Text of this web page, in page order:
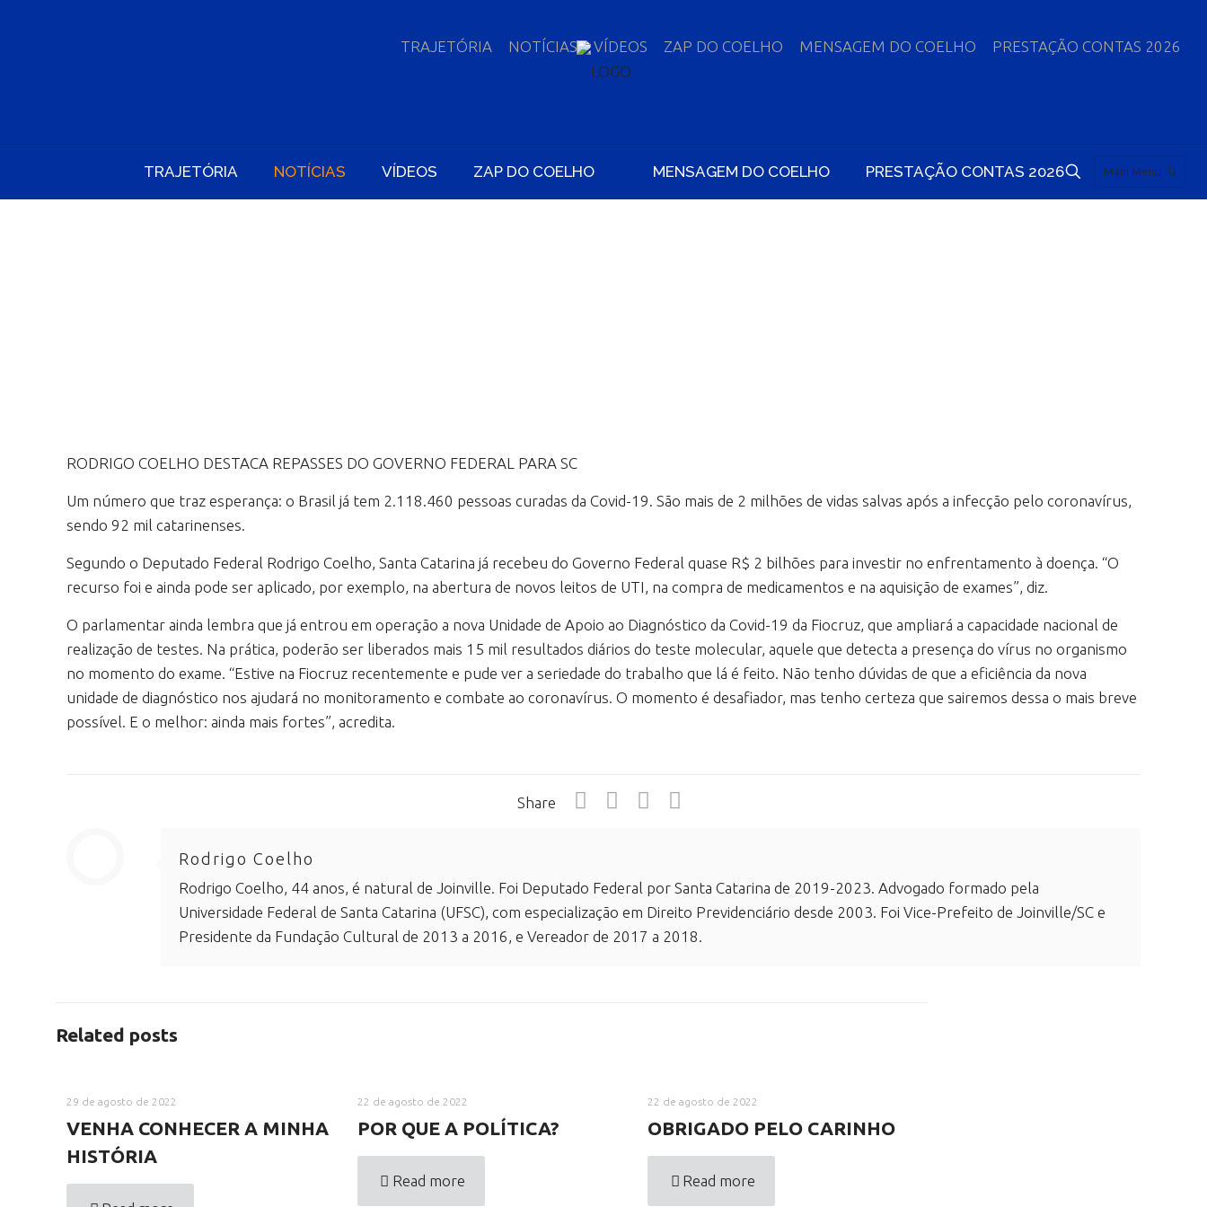
TRAJETÓRIA NOTÍCIAS VÍDEOS ZAP DO COELHO MENSAGEM DO COELHO PRESTAÇÃO CONTAS 2026
TRAJETÓRIA NOTÍCIAS VÍDEOS ZAP DO COELHO MENSAGEM DO COELHO PRESTAÇÃO CONTAS 2026
Main Menu
RODRIGO COELHO DESTACA REPASSES DO GOVERNO FEDERAL PARA SC
Um número que traz esperança: o Brasil já tem 2.118.460 pessoas curadas da Covid-19. São mais de 2 milhões de vidas salvas após a infecção pelo coronavírus,
sendo 92 mil catarinenses.
Segundo o Deputado Federal Rodrigo Coelho, Santa Catarina já recebeu do Governo Federal quase R$ 2 bilhões para investir no enfrentamento à doença. “O
recurso foi e ainda pode ser aplicado, por exemplo, na abertura de novos leitos de UTI, na compra de medicamentos e na aquisição de exames”, diz.
O parlamentar ainda lembra que já entrou em operação a nova Unidade de Apoio ao Diagnóstico da Covid-19 da Fiocruz, que ampliará a capacidade nacional de
realização de testes. Na prática, poderão ser liberados mais 15 mil resultados diários do teste molecular, aquele que detecta a presença do vírus no organismo
no momento do exame. “Estive na Fiocruz recentemente e pude ver a seriedade do trabalho que lá é feito. Não tenho dúvidas de que a eficiência da nova
unidade de diagnóstico nos ajudará no monitoramento e combate ao coronavírus. O momento é desafiador, mas tenho certeza que sairemos dessa o mais breve
possível. E o melhor: ainda mais fortes”, acredita.
Share
Rodrigo Coelho
Rodrigo Coelho, 44 anos, é natural de Joinville. Foi Deputado Federal por Santa Catarina de 2019-2023. Advogado formado pela
Universidade Federal de Santa Catarina (UFSC), com especialização em Direito Previdenciário desde 2003. Foi Vice-Prefeito de Joinville/SC e
Presidente da Fundação Cultural de 2013 a 2016, e Vereador de 2017 a 2018.
Related posts
29 de agosto de 2022
VENHA CONHECER A MINHA
HISTÓRIA
22 de agosto de 2022
POR QUE A POLÍTICA?
Read more
22 de agosto de 2022
OBRIGADO PELO CARINHO
Read more